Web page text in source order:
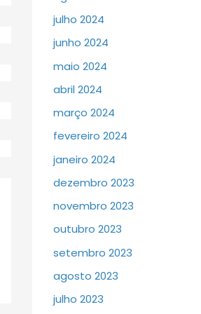
julho 2024
junho 2024
maio 2024
abril 2024
março 2024
fevereiro 2024
janeiro 2024
dezembro 2023
novembro 2023
outubro 2023
setembro 2023
agosto 2023
julho 2023